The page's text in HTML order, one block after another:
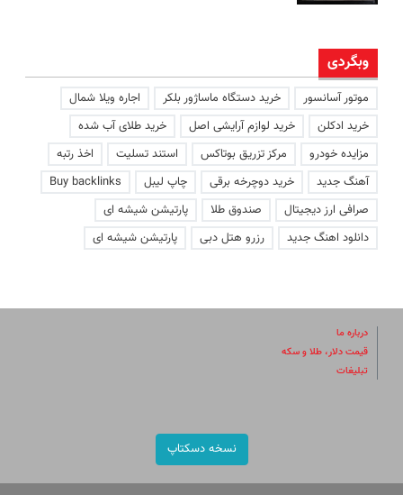
وبگردی
موتور آسانسور خرید دستگاه ماساژور بلکر
اجاره ویلا شمال
خرید ادکلن
خرید لوازم آرایشی اصل
خرید طلای آب شده
مزایده خودرو
مرکز تزریق بوتاکس استند تسلیت
اخذ رتبه
آهنگ جدید
خرید دوچرخه برقی چاپ لیبل
Buy backlinks
صرافی ارز دیجیتال
صندوق طلا
پارتیشن شیشه ای
دانلود اهنگ جدید
رزرو هتل دبی پارتیشن شیشه ای
درباره ما
قیمت دلار، طلا و سکه
تبلیغات
نسخه دسکتاپ